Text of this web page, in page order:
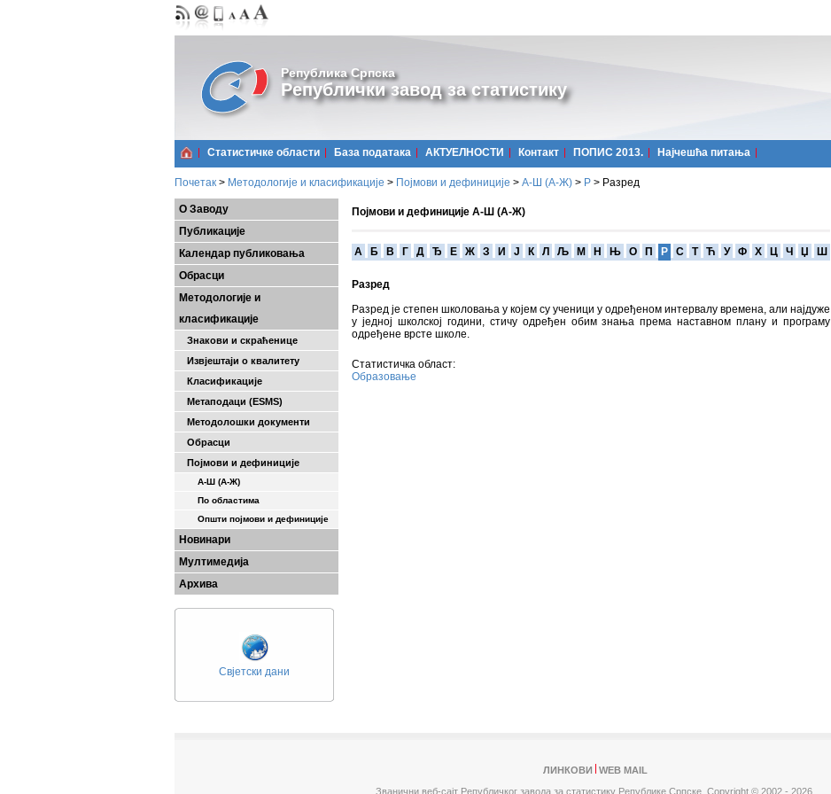
Република Српска
Републички завод за статистику
Статистичке области Базa података АКТУЕЛНОСТИ Контакт ПОПИС 2013. Најчешћa питања
Почетак > Методологије и класификације > Појмови и дефиниције > А-Ш (A-Ж) > Р > Разред
О Заводу
Публикације
Календар публиковања
Обрасци
Методологије и
класификације
Знакови и скраћенице
Извјештаји о квалитету
Класификације
Метаподаци (ESMS)
Методолошки документи
Обрасци
Појмови и дефиниције
А-Ш (A-Ж)
По областима
Општи појмови и дефиниције
Новинари
Мултимедија
Архива
Свјетски дани
Појмови и дефиниције А-Ш (А-Ж)
A Б В Г Д Ђ Е Ж З И Ј К Л Љ М Н Њ О П Р С Т Ћ У Ф Х Ц Ч Џ Ш
Разред
Разред је степен школовања у којем су ученици у одређеном интервалу времена, али најдуже
у једној школској години, стичу одређен обим знања према наставном плану и програму
одређене врсте школе.
Статистичка област:
Образовање
ЛИНКОВИ
WEB MAIL
Званични веб-сајт Републичког завода за статистику Републике Српске, Copyright © 2002 - 2026.